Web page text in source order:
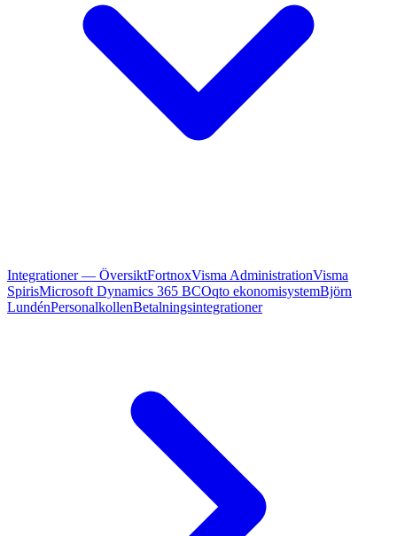
Integrationer — ÖversiktFortnoxVisma AdministrationVisma
SpirisMicrosoft Dynamics 365 BCOqto ekonomisystemBjörn
LundénPersonalkollenBetalningsintegrationer